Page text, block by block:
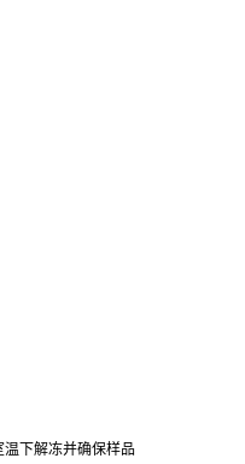
下解冻并确保样品